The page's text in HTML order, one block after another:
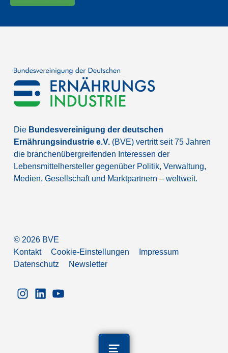
Die Bundesvereinigung der deutschen
Ernährungsindustrie e.V. (BVE) vertritt seit 75 Jahren
die branchenübergreifenden Interessen der
Lebensmittelhersteller gegenüber Politik, Verwaltung,
Medien, Gesellschaft und Marktpartnern – weltweit.
© 2026BVE
Kontakt
Cookie-Einstellungen
Impressum
Datenschutz
Newsletter